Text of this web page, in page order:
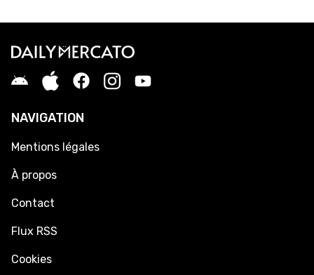
NAVIGATION
Mentions légales
À propos
Contact
Flux RSS
Cookies